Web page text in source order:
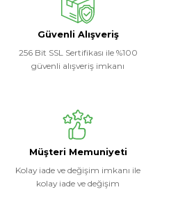
Güvenli Alışveriş
256 Bit SSL Sertifikası ile %100
güvenli alışveriş imkanı
Müşteri Memuniyeti
Kolay iade ve değişim imkanı ile
kolay iade ve değişim